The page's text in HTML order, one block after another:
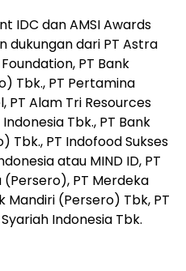
IDC dan AMSI Awards
dukungan dari PT Astra
PT Bank
Tbk., PT Pertamina
PT Alam Tri Resources
Tbk., PT Bank
Tbk., PT Indofood Sukses
atau MIND ID, PT
(Persero), PT Merdeka
Mandiri (Persero) Tbk, PT
Indonesia Tbk.